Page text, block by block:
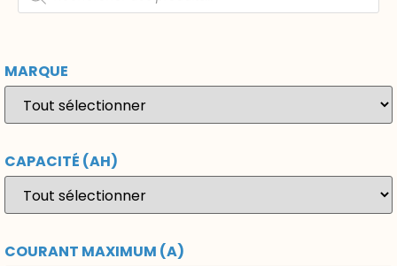
MARQUE
CAPACITÉ (AH)
COURANT MAXIMUM (A)